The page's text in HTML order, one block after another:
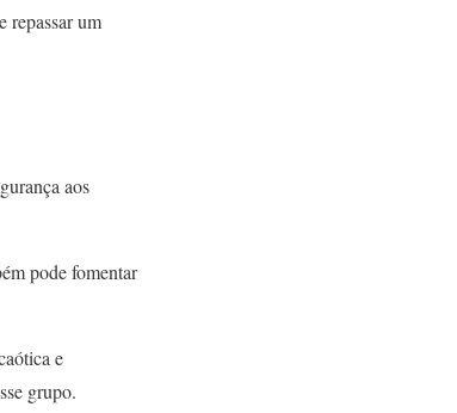
repassar um
aos
pode fomentar
e
grupo.